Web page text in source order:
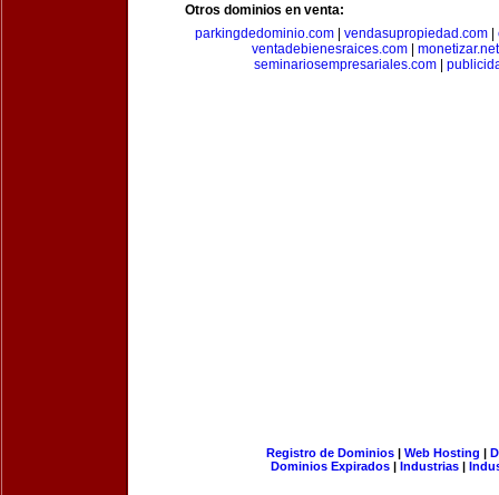
Otros dominios en venta:
parkingdedominio.com| vendasupropiedad.com|
ventadebienesraices.com
monetizar.net
seminariosempresariales.com
Registro de Dominios| Web Hosting |
Dominios Expirados | Industrias |